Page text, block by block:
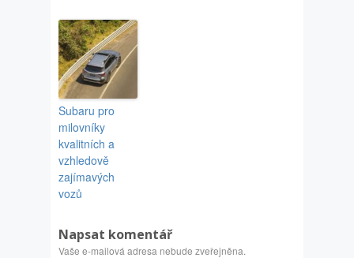
Subaru pro
milovníky
kvalitních a
vzhledově
zajímavých
vozů
Napsat komentář
Vaše e-mailová adresa nebude zveřejněna.